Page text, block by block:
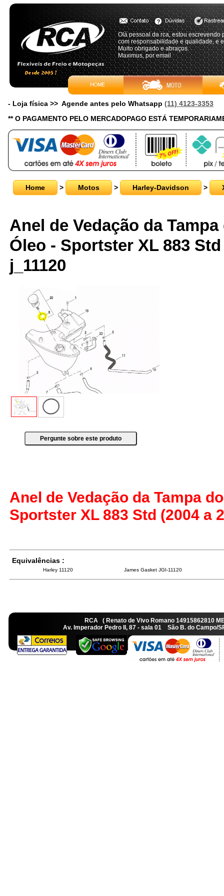
Olá pessoal da rca, estou
com responsabilidade e qualidade, e
Muito obrigado e abraços.
Maximus, por email
- Loja física >> Agende antes pelo Whatsapp (11) 4123-3353
** O PAGAMENTO PELO MERCADOPAGO ESTÁ
Home > Motos > Harley-Davidson >
Anel de Vedação da
Óleo - Sportster XL 883 Std
j_11120
Anel de Vedação da Tampa
Sportster XL 883 Std (2004 a
Equivalências :
Harley 11120 James Gasket JGI-11120
RCA ( Renato de Vivo Romano
Av. Imperador Pedro II, 87 - sala 01 São B. do